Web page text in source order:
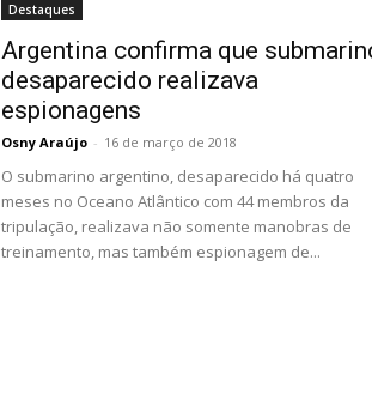
Destaques
Argentina confirma que
desaparecido realizava
espionagens
Osny Araújo - 16 de março de 2018
O submarino argentino, desaparecido há quatro
meses no Oceano Atlântico com 44 membros da
tripulação, realizava não somente manobras de
treinamento, mas também espionagem de...